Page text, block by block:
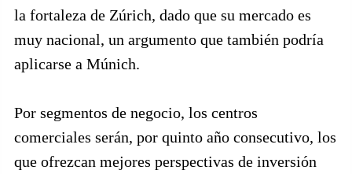
la fortaleza de Zúrich, dado que su mercado es
muy nacional, un argumento que también podría
aplicarse a Múnich.
Por segmentos de negocio, los centros
comerciales serán, por quinto año consecutivo, los
que ofrezcan mejores perspectivas de inversión